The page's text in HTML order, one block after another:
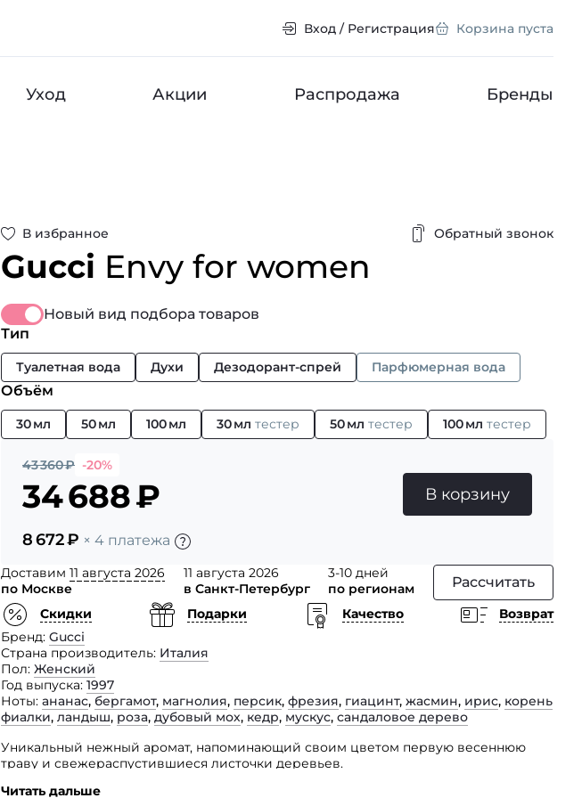
Вход / Регистрация Корзина пуста
Уход Акции Распродажа Бренды
В избранное Обратный звонок
Gucci Envy for women
Новый вид подбора товаров
Тип
Туалетная вода Духи Дезодорант-спрей Парфюмерная вода
Объём
30 мл 50 мл 100 мл 30 мл тестер 50 мл тестер 100 мл тестер
43 360₽ -20%
34 688₽
8 672₽ × 4 платежа
В корзину
Доставим 11 августа 2026
по Москве
11 августа 2026
в Санкт-Петербург
3-10 дней
по регионам
Рассчитать
Скидки Подарки Качество
Возврат
Бренд Gucci
Страна производитель Италия
Пол Женский
Год выпуска 1997
Ноты ананас, бергамот, магнолия, персик, фрезия, гиацинт, жасмин, ирис, корень
фиалки, ландыш, роза, дубовый мох, кедр, мускус, сандаловое дерево
Уникальный нежный аромат, напоминающий своим цветом первую весеннюю
траву и свежераспустившиеся листочки деревьев.
В верхней ноте к фруктовым ароматам персика и ананаса присоединяется
Читать дальше